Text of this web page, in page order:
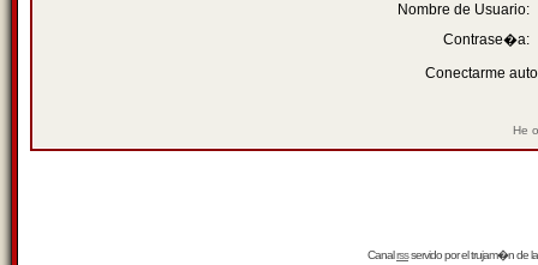
Nombre de Usuario:
Contrase�a:
Conectarme
He
Canalrssservido por eltrujam�nde